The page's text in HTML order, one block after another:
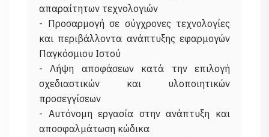
απαραίτητων τεχνολογιών
- Προσαρμογή σε σύγχρονες τεχνολογίες
και περιβάλλοντα ανάπτυξης εφαρμογών
Παγκόσμιου Ιστού
- Λήψη αποφάσεων κατά την επιλογή
σχεδιαστικών και υλοποιητικών
προσεγγίσεων
- Αυτόνομη εργασία στην ανάπτυξη και
αποσφαλμάτωση κώδικα